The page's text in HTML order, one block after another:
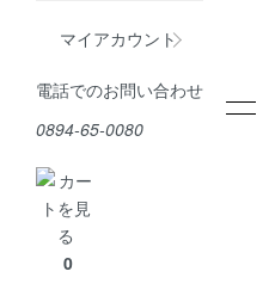
マイアカウント
電話でのお問い合わせ
0894-65-0080
0
ア・ゴールド